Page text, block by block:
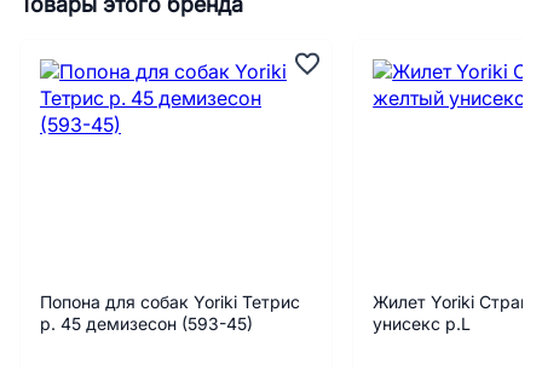
Товары этого бренда
Попона для собак Yoriki Тетрис
р. 45 демизесон (593-45)
Жилет Yoriki
унисекс р.L